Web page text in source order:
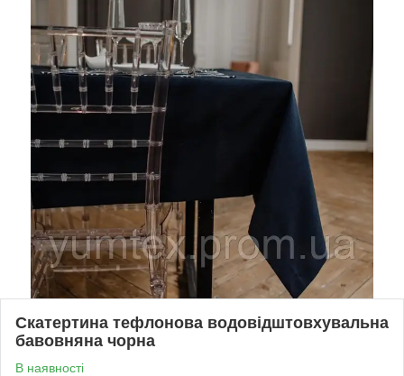
Скатертина тефлонова водовідштовхувальна
бавовняна чорна
В наявності